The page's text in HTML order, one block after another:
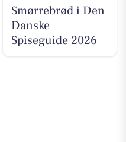
Smørrebrød i Den
Danske
Spiseguide 2026